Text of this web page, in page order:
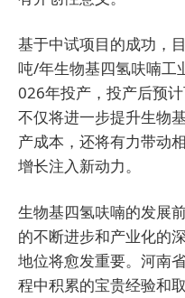
基于中试项目的成功，
吨/年生物基四氢呋喃工
026年投产，投产后预
不仅将进一步提升生物
产成本，还将有力带动
增长注入新动力。
生物基四氢呋喃的发展
的不断进步和产业化的
地位将愈发重要。河南
程中积累的宝贵经验和